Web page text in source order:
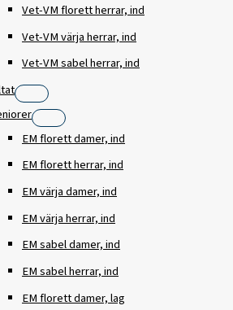
Vet-VM florett herrar, ind
Vet-VM värja herrar, ind
Vet-VM sabel herrar, ind
EM florett damer, ind
EM florett herrar, ind
EM värja damer, ind
EM värja herrar, ind
EM sabel damer, ind
EM sabel herrar, ind
EM florett damer, lag